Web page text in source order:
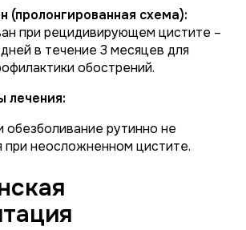
(пролонгированная схема):
при рецидивирующем цистите –
дней в течение 3 месяцев для
обострений.
лечения:
обезболивание рутинно не
неосложненном цистите.